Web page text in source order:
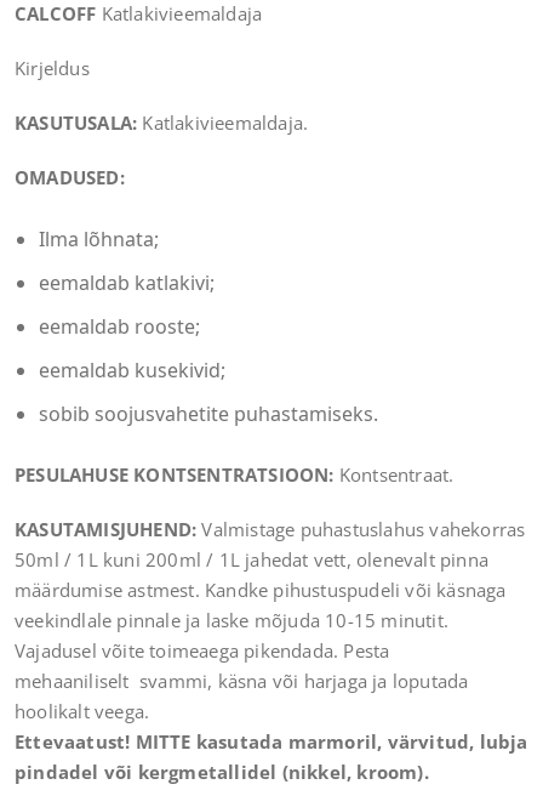
CALCOFF Katlakivieemaldaja
Kirjeldus
KASUTUSALA: Katlakivieemaldaja.
OMADUSED:
Ilma lõhnata;
eemaldab katlakivi;
eemaldab rooste;
eemaldab kusekivid;
sobib soojusvahetite puhastamiseks.
PESULAHUSE KONTSENTRATSIOON: Kontsentraat.
KASUTAMISJUHEND:Valmistage puhastuslahus vahekorras
50ml / 1L kuni 200ml / 1L jahedat vett, olenevalt pinna
määrdumise astmest. Kandke pihustuspudeli või käsnaga
veekindlale pinnale ja laske mõjuda 10-15 minutit.
Vajadusel võite toimeaega pikendada. Pesta
mehaaniliselt svammi, käsna või harjaga ja loputada
hoolikalt veega.
Ettevaatust! MITTE kasutada marmoril, värvitud, lubja
pindadel või kergmetallidel (nikkel, kroom).